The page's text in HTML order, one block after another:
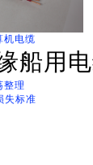
机电缆
船用
整理
失标准